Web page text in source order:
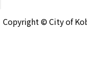
Copyright © City of